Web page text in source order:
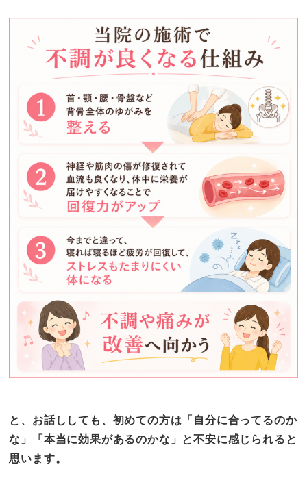
と、お話ししても、初めての方は「自分に合ってるのか
な」「本当に効果があるのかな」と不安に感じられると
思います。